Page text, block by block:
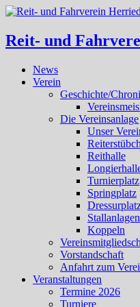
Reit- und
News
Verein
Geschichte/
Die Vereinsanlage
Unser
Reithalle
Turnierplatz
Springplatz
Stallanlagen
Koppeln
Vorstandschaft
Anfahrt zum
Veranstaltungen
Termine 2026
Turniere